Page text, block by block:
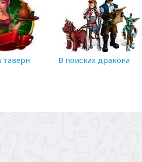
таверн В поисках дракона